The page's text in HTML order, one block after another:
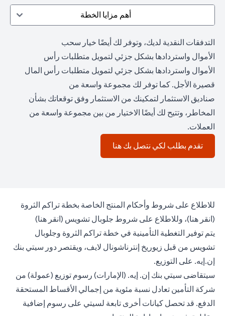
أهم مزايا الخطة
التدفقات النقدية لديك، وتوفر لك أيضًا خيار سحب
الأموال واستردادها بشكل جزئي لتمويل متطلبات رأس
الأموال واستردادها بشكل جزئي لتمويل متطلبات رأس المال
قصيرة الأجل. كما توفر لك مجموعة واسعة من
صناديق الاستثمار لتمكينك من الاستثمار وفق توقعاتك بشأن
المخاطر، وتتيح لك أيضًا الاختيار من بين مجموعة واسعة من
العملات.
تقدم بطلب لكي نتصل بك هنا
للاطلاع على شروط وأحكام المنتج الخاصة بخطة تراكم الثروة
(انقر هنا(opens in a new tab))، وللاطلاع على شروط جلوبال تشويس (انقر هنا(opens in a new tab)
)
يتم توفير التغطية التأمينية في خطة تراكم الثروة وجلوبال
تشويس من قبل زيوريخ إنترناشونال لايف، ويقتصر دور سيتي بنك
إن.إيه. على التوزيع.
سيتقاضى سيتي بنك إن. إيه. (الإمارات) رسوم توزيع (عمولة) من
شركة التأمين تعادل نسبة مئوية من إجمالي الأقساط المستحقة
الدفع. قد تحصل كيانات أخرى تابعة لسيتي على رسوم إضافية